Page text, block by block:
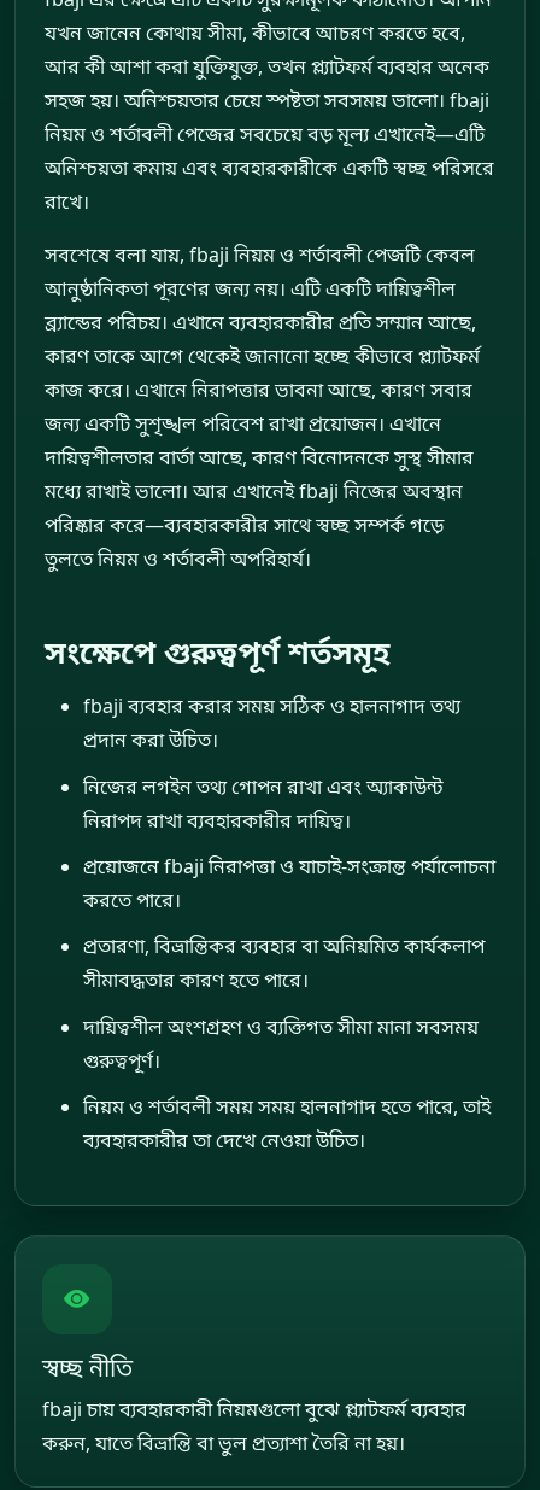
যখন জানেন কোথায় সীমা, কীভাবে আচরণ করতে হবে,
আর কী আশা করা যুক্তিযুক্ত, তখন প্ল্যাটফর্ম ব্যবহার অনেক
সহজ হয়। অনিশ্চয়তার চেয়ে স্পষ্টতা সবসময় ভালো। fbaji
নিয়ম ও শর্তাবলী পেজের সবচেয়ে বড় মূল্য এখানেই—এটি
অনিশ্চয়তা কমায় এবং ব্যবহারকারীকে একটি স্বচ্ছ পরিসরে
রাখে।
সবশেষে বলা যায়, fbaji নিয়ম ও শর্তাবলী পেজটি কেবল
আনুষ্ঠানিকতা পূরণের জন্য নয়। এটি একটি দায়িত্বশীল
ব্র্যান্ডের পরিচয়। এখানে ব্যবহারকারীর প্রতি সম্মান আছে,
কারণ তাকে আগে থেকেই জানানো হচ্ছে কীভাবে প্ল্যাটফর্ম
কাজ করে। এখানে নিরাপত্তার ভাবনা আছে, কারণ সবার
জন্য একটি সুশৃঙ্খল পরিবেশ রাখা প্রয়োজন। এখানে
দায়িত্বশীলতার বার্তা আছে, কারণ বিনোদনকে সুস্থ সীমার
মধ্যে রাখাই ভালো। আর এখানেই fbaji নিজের অবস্থান
পরিষ্কার করে—ব্যবহারকারীর সাথে স্বচ্ছ সম্পর্ক গড়ে
তুলতে নিয়ম ও শর্তাবলী অপরিহার্য।
সংক্ষেপে গুরুত্বপূর্ণ শর্তসমূহ
fbaji ব্যবহার করার সময় সঠিক ও হালনাগাদ তথ্য
প্রদান করা উচিত।
নিজের লগইন তথ্য গোপন রাখা এবং অ্যাকাউন্ট
নিরাপদ রাখা ব্যবহারকারীর দায়িত্ব।
প্রয়োজনে fbaji নিরাপত্তা ও যাচাই-সংক্রান্ত পর্যালোচনা
করতে পারে।
প্রতারণা, বিভ্রান্তিকর ব্যবহার বা অনিয়মিত কার্যকলাপ
সীমাবদ্ধতার কারণ হতে পারে।
দায়িত্বশীল অংশগ্রহণ ও ব্যক্তিগত সীমা মানা সবসময়
গুরুত্বপূর্ণ।
নিয়ম ও শর্তাবলী সময় সময় হালনাগাদ হতে পারে, তাই
ব্যবহারকারীর তা দেখে নেওয়া উচিত।
স্বচ্ছ নীতি
fbaji চায় ব্যবহারকারী নিয়মগুলো বুঝে প্ল্যাটফর্ম ব্যবহার
করুন, যাতে বিভ্রান্তি বা ভুল প্রত্যাশা তৈরি না হয়।